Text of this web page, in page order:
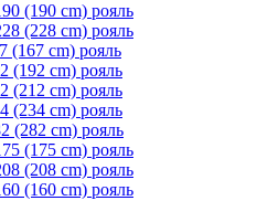
(190 cm) рояль
(228 cm) рояль
(167 cm) рояль
(192 cm) рояль
(212 cm) рояль
(234 cm) рояль
(282 cm) рояль
(175 cm) рояль
(208 cm) рояль
(160 cm) рояль